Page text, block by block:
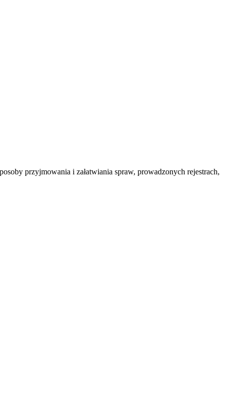
przyjmowania i załatwiania spraw, prowadzonych rejestrach,